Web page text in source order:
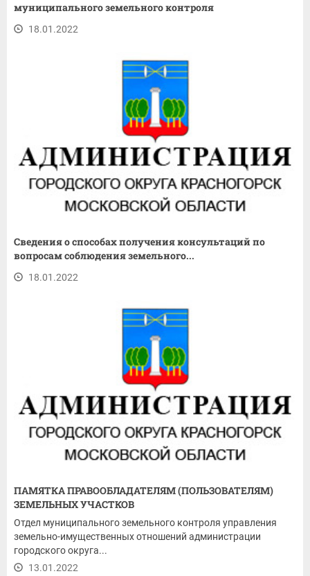
муниципального земельного контроля
18.01.2022
Сведения о способах получения консультаций по
вопросам соблюдения земельного...
18.01.2022
ПАМЯТКА ПРАВООБЛАДАТЕЛЯМ (ПОЛЬЗОВАТЕЛЯМ)
ЗЕМЕЛЬНЫХ УЧАСТКОВ
Отдел муниципального земельного контроля управления
земельно-имущественных отношений администрации
городского округа...
13.01.2022